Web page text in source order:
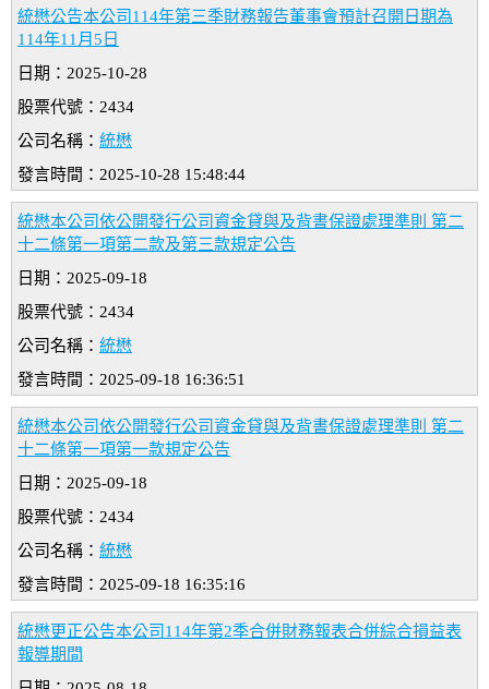
統懋公告本公司114年第三季財務報告董事會預計召開日期為
114年11月5日
日期：2025-10-28
股票代號：2434
公司名稱： 統懋
發言時間：2025-10-28 15:48:44
統懋本公司依公開發行公司資金貸與及背書保證處理準則 第二
十二條第一項第二款及第三款規定公告
日期：2025-09-18
股票代號：2434
公司名稱： 統懋
發言時間：2025-09-18 16:36:51
統懋本公司依公開發行公司資金貸與及背書保證處理準則 第二
十二條第一項第一款規定公告
日期：2025-09-18
股票代號：2434
公司名稱： 統懋
發言時間：2025-09-18 16:35:16
統懋更正公告本公司114年第2季合併財務報表合併綜合損益表
報導期間